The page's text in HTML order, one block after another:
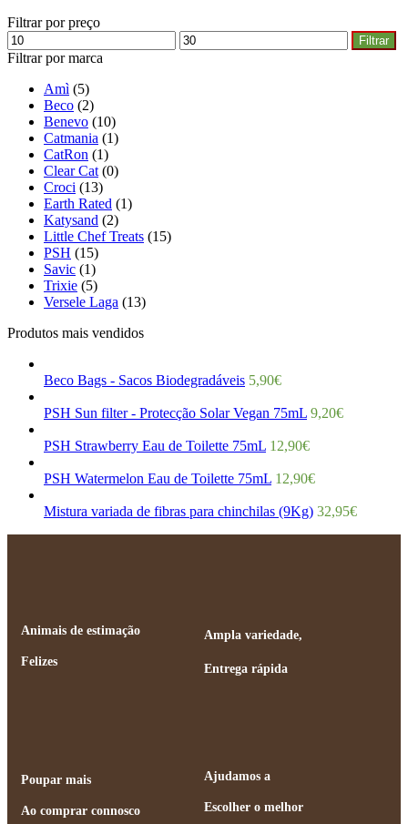
Filtrar por preço
Filtrar
Filtrar por marca
Amì (5)
Beco (2)
Benevo (10)
Catmania (1)
CatRon (1)
Clear Cat (0)
Croci (13)
Earth Rated (1)
Katysand (2)
Little Chef Treats (15)
PSH (15)
Savic (1)
Trixie (5)
Versele Laga (13)
Produtos mais vendidos
Beco Bags - Sacos Biodegradáveis 5,90€
PSH Sun filter - Protecção Solar Vegan 75mL 9,20€
PSH Strawberry Eau de Toilette 75mL 12,90€
PSH Watermelon Eau de Toilette 75mL 12,90€
Mistura variada de fibras para chinchilas (9Kg) 32,95€
Animais de estimação
Felizes
Ampla variedade,
Entrega rápida
Poupar mais
Ao comprar connosco
Ajudamos a
Escolher o melhor